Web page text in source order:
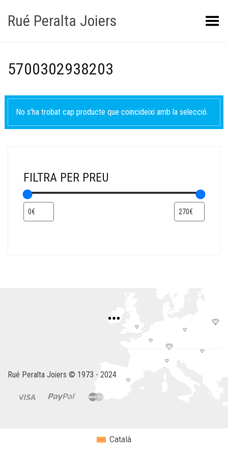
Rué Peralta Joiers Obrir/tancar el menú
5700302938203
No s'ha trobat cap producte que coincideixi amb la selecció.
FILTRA PER PREU
Rué Peralta Joiers © 1973 - 2024
Català